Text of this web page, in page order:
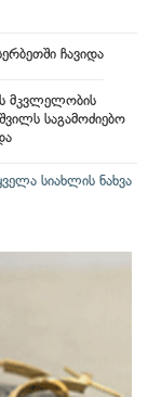
ჩავიდა
მკვლელობის
საგამოძიებო
სიახლის ნახვა